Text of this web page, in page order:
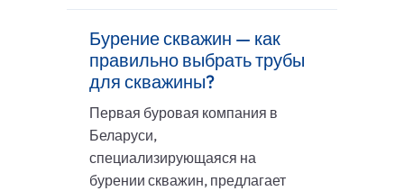
Бурение скважин — как
правильно выбрать трубы
для скважины?
Первая буровая компания в
Беларуси,
специализирующаяся на
бурении скважин, предлагает